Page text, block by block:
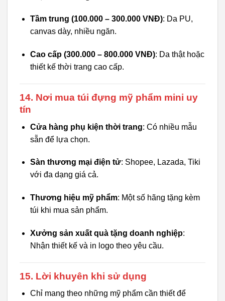
Tầm trung (100.000 – 300.000 VNĐ): Da PU,
canvas dày, nhiều ngăn.
Cao cấp (300.000 – 800.000 VNĐ): Da thật hoặc
thiết kế thời trang cao cấp.
14. Nơi mua túi đựng mỹ phẩm mini uy
tín
Cửa hàng phụ kiện thời trang: Có nhiều mẫu
sẵn để lựa chọn.
Sàn thương mại điện tử: Shopee, Lazada, Tiki
với đa dạng giá cả.
Thương hiệu mỹ phẩm: Một số hãng tặng kèm
túi khi mua sản phẩm.
Xưởng sản xuất quà tặng doanh nghiệp:
Nhận thiết kế và in logo theo yêu cầu.
15. Lời khuyên khi sử dụng
Chỉ mang theo những mỹ phẩm cần thiết để